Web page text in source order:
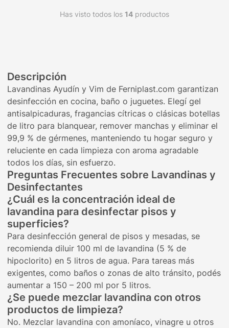
Has visto todos los 14 productos
Descripción
Lavandinas Ayudín y Vim de Ferniplast.com garantizan
desinfección en cocina, baño o juguetes. Elegí gel
antisalpicaduras, fragancias cítricas o clásicas botellas
de litro para blanquear, remover manchas y eliminar el
99,9 % de gérmenes, manteniendo tu hogar seguro y
reluciente en cada limpieza con aroma agradable
todos los días, sin esfuerzo.
Preguntas Frecuentes sobre Lavandinas y
Desinfectantes
¿Cuál es la concentración ideal de
lavandina para desinfectar pisos y
superficies?
Para desinfección general de pisos y mesadas, se
recomienda diluir 100 ml de lavandina (5 % de
hipoclorito) en 5 litros de agua. Para tareas más
exigentes, como baños o zonas de alto tránsito, podés
aumentar a 150 – 200 ml por 5 litros.
¿Se puede mezclar lavandina con otros
productos de limpieza?
No. Mezclar lavandina con amoníaco, vinagre u otros